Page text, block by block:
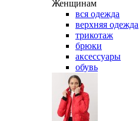
Женщинам
вся одежда
верхняя одежда
трикотаж
брюки
аксессуары
обувь